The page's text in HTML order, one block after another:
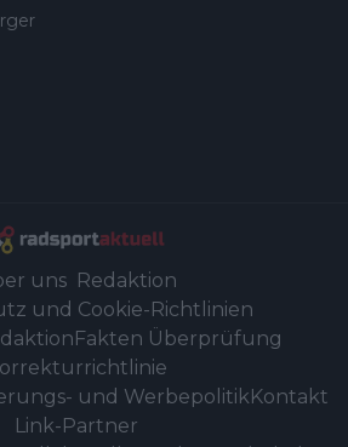
uns Redaktion
und Cookie-Richtlinien
Fakten Überprüfung
und WerbepolitikKontakt
Link-Partner